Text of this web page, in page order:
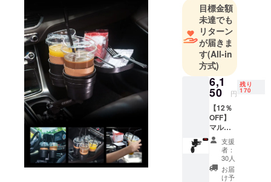
まま、性能
はパワー
アップ！
他とは違う
デザイン、
コスパ抜
群。そんな
カッコいい
製品たちを
世に送り出
すため、い
つでも最善
を尽くしま
目標金額
未達でも
リターン
が届きま
す(All-in
方式)
6,1
50 円
残り
170
【12％
OFF】
マルチ
カップ
ホル
ダー単
品 セッ
ト内容
支援
者：
30人
お届
け予